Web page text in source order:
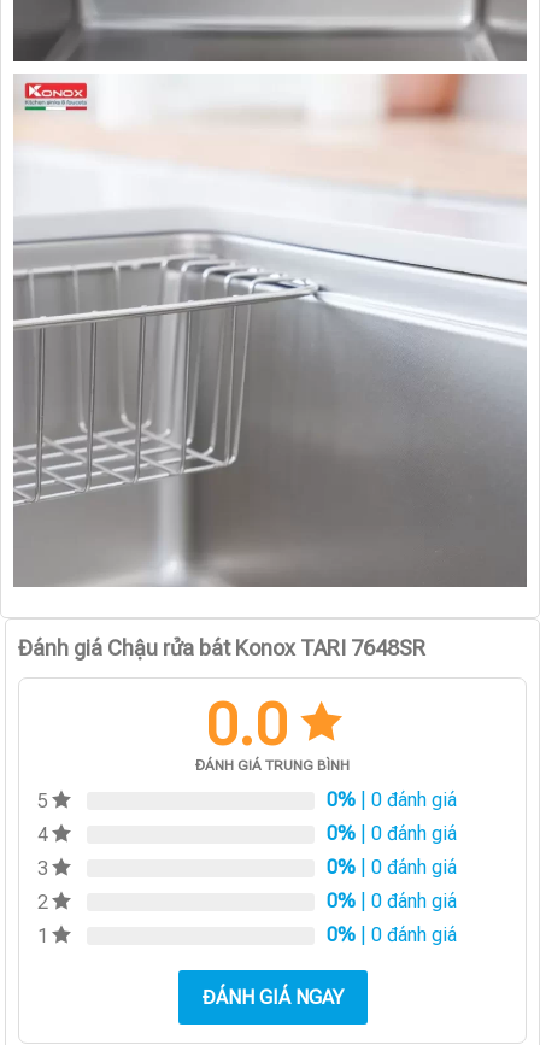
Đánh giá Chậu rửa bát Konox TARI 7648SR
0.0
ĐÁNH GIÁ TRUNG BÌNH
5 0% | 0 đánh giá
4
0% | 0 đánh giá
3
0% | 0 đánh giá
2
0% | 0 đánh giá
1
0% | 0 đánh giá
ĐÁNH GIÁ NGAY